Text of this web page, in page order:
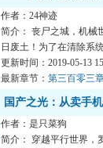
作者：24神迹
简介： 丧尸之城，机械
日废土！为了在清除系
被迫穿梭在不同...
更新时间：2019-05-13
最新章节： 第三百零三
国产之光：从卖手
作者：是只菜狗
简介： 穿越平行世界，